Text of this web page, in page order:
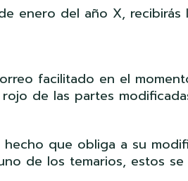
enero del año X,
facilitado en el
de las partes
que obliga a su
de los temarios, estos